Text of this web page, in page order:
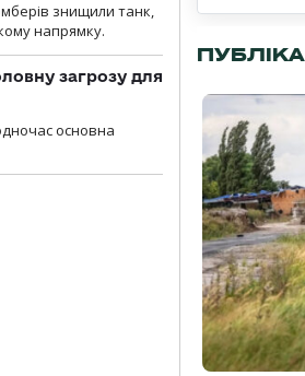
знищили танк,
напрямку.
загрозу для
основна